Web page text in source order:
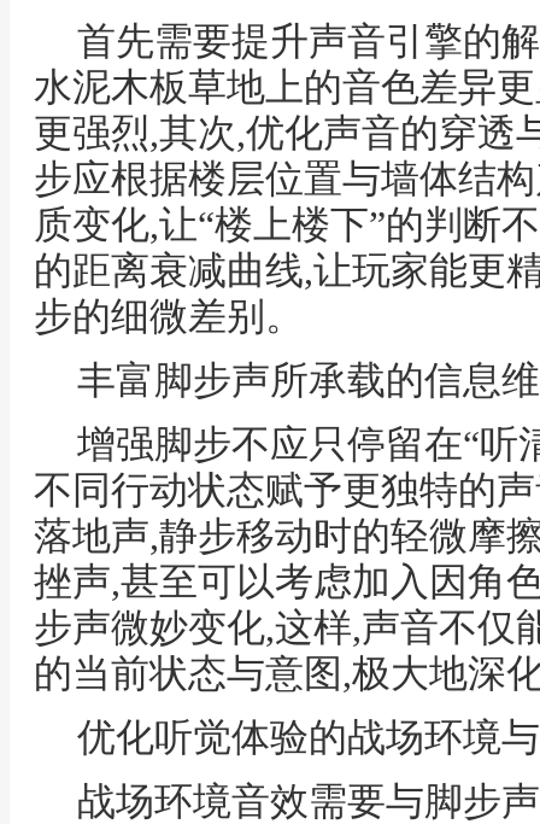
首先需要提升声音引擎的
水泥木板草地上的音色差异
更强烈,其次,优化声音的穿透
步应根据楼层位置与墙体结
质变化,让“楼上楼下”的判断
的距离衰减曲线,让玩家能更
步的细微差别。
丰富脚步声所承载的信息
增强脚步不应只停留在“听
不同行动状态赋予更独特的
落地声,静步移动时的轻微摩
挫声,甚至可以考虑加入因角
步声微妙变化,这样,声音不仅
的当前状态与意图,极大地深
优化听觉体验的战场环境
战场环境音效需要与脚步